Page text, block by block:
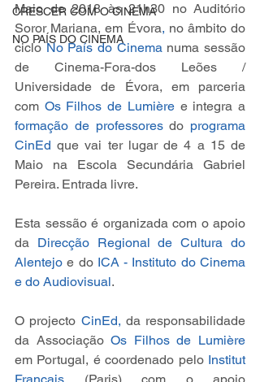
CRESCER COM O CINEMA
NO PAÍS DO CINEMA
Maio de 2018 às 21h30 no Auditório
Soror Mariana, em Évora, no âmbito do
ciclo No País do Cinema numa sessão
de Cinema-Fora-dos Leões /
Universidade de Évora, em parceria
com Os Filhos de Lumière
formação de professores do programa
CinEd que vai ter lugar de 4 a 15 de
Maio na Escola Secundária Gabriel
Pereira. Entrada livre.
Esta sessão é organizada com o apoio
da Direcção Regional de Cultura do
Alentejo e do ICA - Instituto do Cinema
e do Audiovisual.
O projecto CinEd, da responsabilidade
da Associação Os Filhos de Lumière
em Portugal, é coordenado pelo Institut